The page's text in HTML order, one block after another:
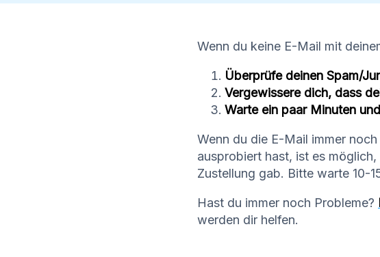
Wenn du keine E-Mail mit
Überprüfe deinen Spam/
Vergewissere dich, dass
Warte ein paar Minuten
Wenn du die E-Mail immer
ausprobiert hast, ist es
Zustellung gab. Bitte warte 10-
Hast du immer noch Probleme?
werden dir helfen.